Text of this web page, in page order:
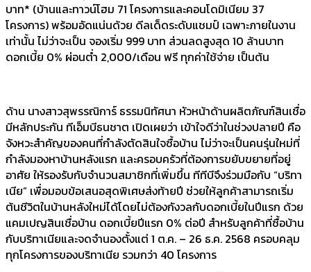
บาท* (บ้านและทาวน์โฮม 71 โครงการและคอนโดมิเนียม 37
โครงการ) พร้อมอัดแน่นด้วย ดีลเด็ดระดับแชมป์ เฉพาะภายในงาน
เท่านั้น ไม่ว่าจะเป็น จองเริ่ม 999 บาท ส่วนลดสูงสุด 10 ล้านบาท
ดอกเบี้ย 0% ผ่อนต่ำ 2,000/เดือน ฟรี ทุกค่าใช้จ่าย เป็นต้น
ด้าน นางสาวสุพรรณิการ์ ธรรมนิทัศนา หัวหน้าด้านผลิตภัณฑ์สินเชื่อ
มีหลักประกัน ทีเอ็มบีธนชาต เปิดเผยว่า เข้าใจดีว่าในช่วงปลายปี คือ
จังหวะสำคัญของคนที่กำลังตัดสินใจซื้อบ้าน ไม่ว่าจะเป็นคนรุ่นใหม่ที่
กำลังมองหาบ้านหลังแรก และครอบครัวที่ต้องการขยับขยายที่อยู่
อาศัย ให้รองรับกับจำนวนสมาชิกที่เพิ่มขึ้น ทีทีบีจึงร่วมมือกับ “บริทา
เนีย” เพื่อมอบข้อเสนอสุดพิเศษส่งท้ายปี ช่วยให้ลูกค้าสามารถเริ่ม
ต้นชีวิตในบ้านหลังใหม่ได้โดยไม่ต้องกังวลกับดอกเบี้ยในปีแรก ด้วย
แคมเปญสินเชื่อบ้าน ดอกเบี้ยปีแรก 0% ต่อปี สำหรับลูกค้าที่ซื้อบ้าน
กับบริทาเนียและจดจำนองตั้งแต่ 1 ต.ค. – 26 ธ.ค. 2568 ครอบคลุม
ทุกโครงการของบริทาเนีย รวมกว่า 40 โครงการ